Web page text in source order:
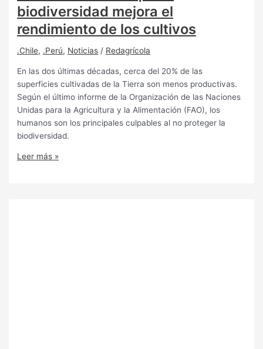
biodiversidad mejora el
rendimiento de los cultivos
.Chile, .Perú, Noticias / Redagrícola
En las dos últimas décadas, cerca del 20% de las
superficies cultivadas de la Tierra son menos productivas.
Según el último informe de la Organización de las Naciones
Unidas para la Agricultura y la Alimentación (FAO), los
humanos son los principales culpables al no proteger la
biodiversidad.
Leer más »